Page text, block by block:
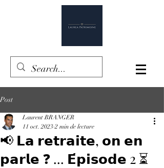
Post
📢 𝗟𝗮 𝗿𝗲𝘁𝗿𝗮𝗶𝘁𝗲, 𝗼𝗻 𝗲𝗻
𝗽𝗮𝗿𝗹𝗲 ❓ ... 𝗘́𝗽𝗶𝘀𝗼𝗱𝗲 2 ⏳
Laurent BRANGER
11 oct. 2023 2 min de lecture